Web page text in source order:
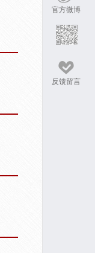
官方微博
反馈留言